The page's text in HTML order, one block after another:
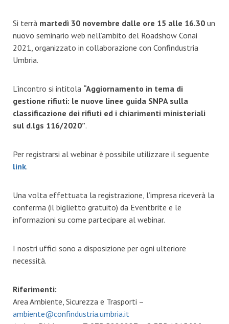
Si terrà martedì 30 novembre dalle ore 15 alle 16.30 un
nuovo seminario web nell’ambito del Roadshow Conai
2021, organizzato in collaborazione con Confindustria
Umbria.
L’incontro si intitola “Aggiornamento in tema di
gestione rifiuti: le nuove linee guida SNPA sulla
classificazione dei rifiuti ed i chiarimenti ministeriali
sul d.lgs 116/2020”.
Per registrarsi al webinar è possibile utilizzare il seguente
link.
Una volta effettuata la registrazione, l’impresa riceverà la
conferma (il biglietto gratuito) da Eventbrite e le
informazioni su come partecipare al webinar.
I nostri uffici sono a disposizione per ogni ulteriore
necessità.
Riferimenti:
Area Ambiente, Sicurezza e Trasporti –
ambiente@confindustria.umbria.it